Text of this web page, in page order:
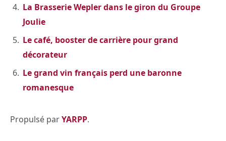
La Brasserie Wepler dans le giron du Groupe
Joulie
Le café, booster de carrière pour grand
décorateur
Le grand vin français perd une baronne
romanesque
Propulsé parYARPP.